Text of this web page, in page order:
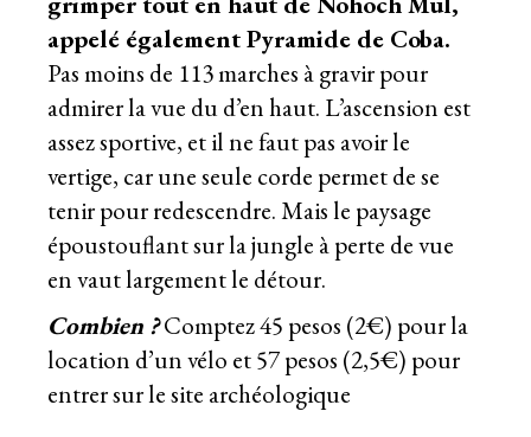
appelé également Pyramide de Coba.
Pas moins de 113 marches à gravir pour
admirer la vue du d’en haut. L’ascension est
assez sportive, et il ne faut pas avoir le
vertige, car une seule corde permet de se
tenir pour redescendre. Mais le paysage
époustouflant sur la jungle à perte de vue
en vaut largement le détour.
Combien ?Comptez 45 pesos (2€) pour la
location d’un vélo et 57 pesos (2,5€) pour
entrer sur le site archéologique